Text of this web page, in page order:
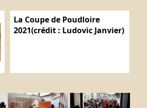
La Coupe de Poudloire
2021(crédit : Ludovic Janvier)